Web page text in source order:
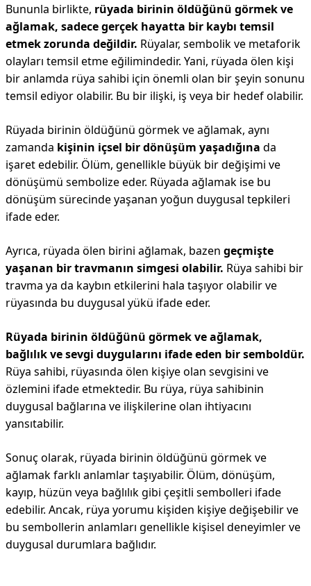
Bununla birlikte, rüyada birinin öldüğünü görmek ve
ağlamak, sadece gerçek hayatta bir kaybı temsil
etmek zorunda değildir. Rüyalar, sembolik ve metaforik
olayları temsil etme eğilimindedir. Yani, rüyada ölen kişi
bir anlamda rüya sahibi için önemli olan bir şeyin sonunu
temsil ediyor olabilir. Bu bir ilişki, iş veya bir hedef olabilir.
Rüyada birinin öldüğünü görmek ve ağlamak, aynı
zamanda kişinin içsel bir dönüşüm yaşadığına da
işaret edebilir. Ölüm, genellikle büyük bir değişimi ve
dönüşümü sembolize eder. Rüyada ağlamak ise bu
dönüşüm sürecinde yaşanan yoğun duygusal tepkileri
ifade eder.
Ayrıca, rüyada ölen birini ağlamak, bazen geçmişte
yaşanan bir travmanın simgesi olabilir. Rüya sahibi bir
travma ya da kaybın etkilerini hala taşıyor olabilir ve
rüyasında bu duygusal yükü ifade eder.
Rüyada birinin öldüğünü görmek ve ağlamak,
bağlılık ve sevgi duygularını ifade eden bir semboldür.
Rüya sahibi, rüyasında ölen kişiye olan sevgisini ve
özlemini ifade etmektedir. Bu rüya, rüya sahibinin
duygusal bağlarına ve ilişkilerine olan ihtiyacını
yansıtabilir.
Sonuç olarak, rüyada birinin öldüğünü görmek ve
ağlamak farklı anlamlar taşıyabilir. Ölüm, dönüşüm,
kayıp, hüzün veya bağlılık gibi çeşitli sembolleri ifade
edebilir. Ancak, rüya yorumu kişiden kişiye değişebilir ve
bu sembollerin anlamları genellikle kişisel deneyimler ve
duygusal durumlara bağlıdır.